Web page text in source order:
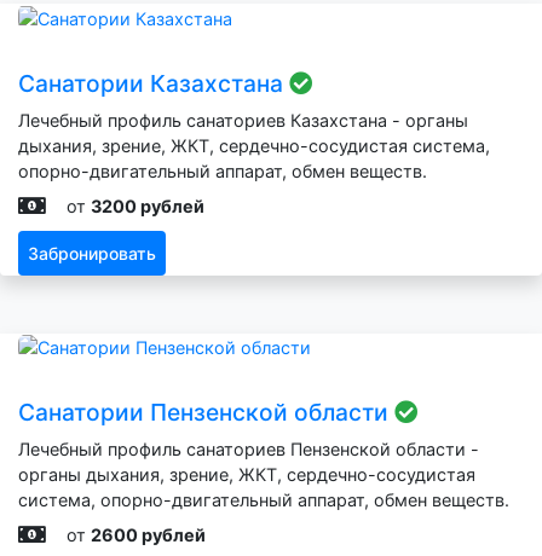
Санатории Казахстана
Лечебный профиль санаториев Казахстана - органы
дыхания, зрение, ЖКТ, сердечно-сосудистая система,
опорно-двигательный аппарат, обмен веществ.
от 3200 рублей
Забронировать
Санатории Пензенской области
Лечебный профиль санаториев Пензенской области -
органы дыхания, зрение, ЖКТ, сердечно-сосудистая
система, опорно-двигательный аппарат, обмен веществ.
от 2600 рублей